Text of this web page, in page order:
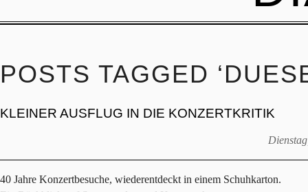
POSTS TAGGED
KLEINER AUSFLUG IN DIE KONZERTKRITIK
40 Jahre Konzertbesuche, wiederentdeckt in einem Schuhkarton.